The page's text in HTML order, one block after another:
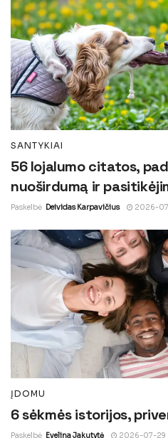
SANTYKIAI
56 lojalumo citatos,
nuoširdumą ir
Paskelbė Deividas Karpavičius 2026-
ĮDOMU
6 sėkmės istorijos,
Paskelbė Evelina Jakutytė 2026-07-29